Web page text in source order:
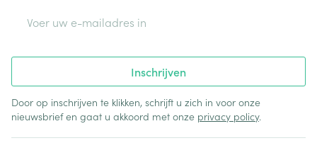
Inschrijven
Door op inschrijven te klikken, schrijft u zich in voor onze
nieuwsbrief en gaat u akkoord met onze privacy policy.